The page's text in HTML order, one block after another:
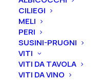
CILIEGI
MELI
PERI
SUSINI-PRUGNI
VITI
VITI DA TAVOLA
VITI DA VINO
germanica
"Crowned
in
Glory"
quantità
Ordina subito
Puoi acquistare ora
indicando la
quantità